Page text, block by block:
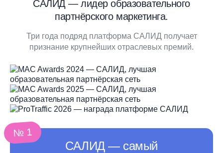
САЛИД — лидер образовательного
партнёрского маркетинга.
Три года подряд платформа САЛИД получает
признание крупнейших отраслевых премий.
САЛИД ― самый
№ 1